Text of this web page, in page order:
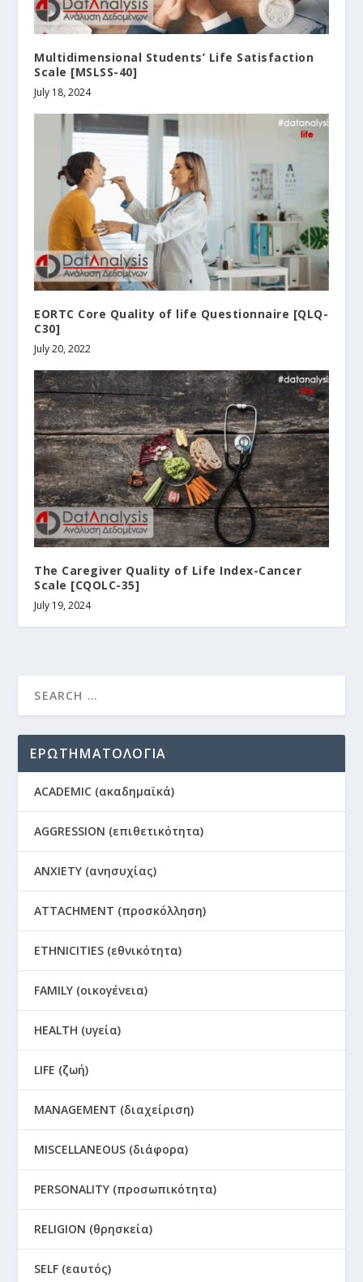
Multidimensional Students’ Life Satisfaction
Scale [MSLSS-40]
July 18, 2024
EORTC Core Quality of life Questionnaire [QLQ-
C30]
July 20, 2022
The Caregiver Quality of Life Index-Cancer
Scale [CQOLC-35]
July 19, 2024
ΕΡΩΤΗΜΑΤΟΛΟΓΙΑ
ACADEMIC (ακαδημαϊκά)
AGGRESSION (επιθετικότητα)
ANXIETY (ανησυχίας)
ATTACHMENT (προσκόλληση)
ETHNICITIES (εθνικότητα)
FAMILY (οικογένεια)
HEALTH (υγεία)
LIFE (ζωή)
MANAGEMENT (διαχείριση)
MISCELLANEOUS (διάφορα)
PERSONALITY (προσωπικότητα)
RELIGION (θρησκεία)
SELF (εαυτός)